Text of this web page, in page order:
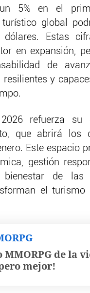
un 5% en el
global
Estas
en expansión,
de
y
refuerza su
que abrirá los
Este espacio
gestión
de las
el
de la
mejor!